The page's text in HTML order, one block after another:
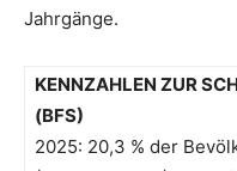
Jahrgänge.
KENNZAHLEN ZUR
(BFS)
2025: 20,3 % der